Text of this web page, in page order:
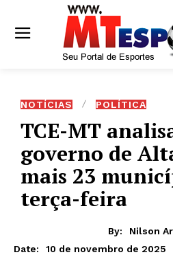
NOTÍCIAS POLÍTICA
TCE-MT
governo de
mais 23
terça-feira
By:
Nilson
Date:
10 de novembro de 2025